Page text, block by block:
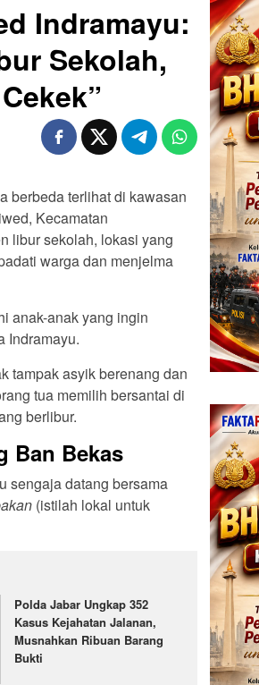
Indramayu:
Sekolah,
berbeda terlihat di kawasan
Kecamatan
libur sekolah, lokasi yang
warga dan menjelma
anak-anak yang ingin
Indramayu.
tampak asyik berenang dan
tua memilih bersantai di
berlibur.
Ban Bekas
sengaja datang bersama
(istilah lokal untuk
Polda Jabar Ungkap 352
Kasus Kejahatan Jalanan,
Musnahkan Ribuan Barang
Bukti